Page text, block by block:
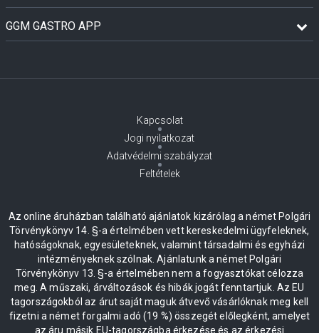
GGM GASTRO APP
Kapcsolat
Jogi nyilatkozat
Adatvédelmi szabályzat
Feltételek
Az online áruházban található ajánlatok kizárólag a német Polgári
Törvénykönyv 14. §-a értelmében vett kereskedelmi ügyfeleknek,
hatóságoknak, egyesületeknek, valamint társadalmi és egyházi
intézményeknek szólnak. Ajánlatunk a német Polgári
Törvénykönyv 13. §-a értelmében nem a fogyasztókat célozza
meg. A műszaki, árváltozások és hibák jogát fenntartjuk. Az EU
tagországokból az árut saját maguk átvevő vásárlóknak meg kell
fizetni a német forgalmi adó (19 %) összegét előlegként, amelyet
az áru másik EU-tagországba érkezése és az érkezési